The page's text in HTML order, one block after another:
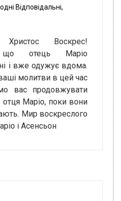
Відповідальні,
Воскрес!
що отець Маріо
і вже одужує вдома.
молитви в цей час
вас продовжувати
отця Маріо, поки вони
Мир воскреслого
і Асенсьон